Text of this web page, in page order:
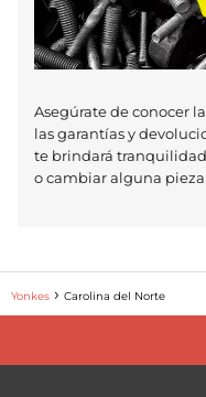
Asegúrate de conocer
las garantías y
te brindará
o cambiar alguna
Yonkes Carolina del Norte